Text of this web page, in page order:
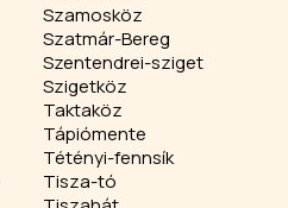
Szamosköz
Szatmár-Bereg
Szentendrei-sziget
Szigetköz
Taktaköz
Tápiómente
Tétényi-fennsík
Tisza-tó